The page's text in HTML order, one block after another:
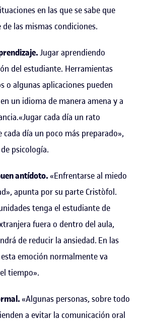
en las que se sabe que
las mismas condiciones.
Jugar aprendiendo
del estudiante. Herramientas
o algunas aplicaciones pueden
un idioma de manera amena y a
cada día un rato
día un poco más preparado»,
psicología.
antídoto. «Enfrentarse al miedo
apunta por su parte Cristòfol.
tenga el estudiante de
fuera o dentro del aula,
de reducir la ansiedad. En las
emoción normalmente va
tiempo».
«Algunas personas, sobre todo
a evitar la comunicación oral